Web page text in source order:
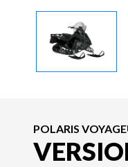
POLARIS